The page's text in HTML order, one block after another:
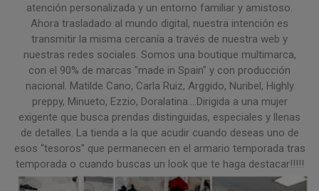
atención personalizada y un entorno familiar y amistoso.
Ahora trasladado al mundo digital, nuestra intención es
transmitir la misma cercanía a través de nuestra web y
nuestras redes sociales. Somos una boutique multimarca,
con el 90% de marcas "made in Spain" y con producción
nacional. Matilde Cano, Carla Ruiz, Arggido, Nuribel, Highly
preppy, Minueto, Ezzio, Doralatina....Dirigida a una mujer
exigente que busca prendas distinguidas, especiales y llenas
de detalles. La tienda a la que acudir cuando deseas uno de
esos “tesoros” que permanecen en el armario temporada tras
temporada o cuando buscas un look que te haga destacar!!!!!